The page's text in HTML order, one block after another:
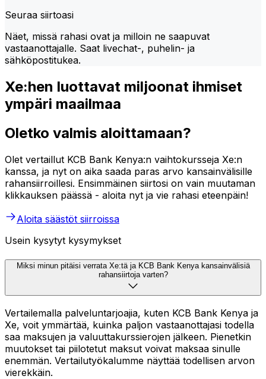
Seuraa siirtoasi
Näet, missä rahasi ovat ja milloin ne saapuvat
vastaanottajalle. Saat livechat-, puhelin- ja
sähköpostitukea.
Xe:hen luottavat miljoonat ihmiset
ympäri maailmaa
Oletko valmis aloittamaan?
Olet vertaillut KCB Bank Kenya:n vaihtokursseja Xe:n
kanssa, ja nyt on aika saada paras arvo kansainvälisille
rahansiirroillesi. Ensimmäinen siirtosi on vain muutaman
klikkauksen päässä - aloita nyt ja vie rahasi eteenpäin!
Aloita säästöt siirroissa
Usein kysytyt kysymykset
Miksi minun pitäisi verrata Xe:tä ja KCB Bank Kenya kansainvälisiä
rahansiirtoja varten?
Vertailemalla palveluntarjoajia, kuten KCB Bank Kenya ja
Xe, voit ymmärtää, kuinka paljon vastaanottajasi todella
saa maksujen ja valuuttakurssierojen jälkeen. Pienetkin
muutokset tai piilotetut maksut voivat maksaa sinulle
enemmän. Vertailutyökalumme näyttää todellisen arvon
vierekkäin.